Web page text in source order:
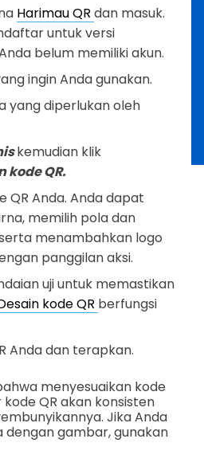
Harimau QR dan masuk.
untuk versi
belum memiliki akun.
ingin Anda gunakan.
yang diperlukan oleh
kemudian klik
kode QR.
QR Anda. Anda dapat
memilih pola dan
menambahkan logo
panggilan aksi.
uji untuk memastikan
kode QR berfungsi
Anda dan terapkan.
menyesuaikan kode
QR akan konsisten
Jika Anda
gambar, gunakan